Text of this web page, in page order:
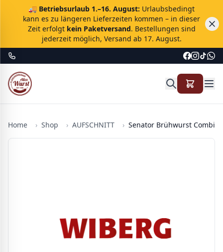
🚚 Betriebsurlaub 1.–16. August: Urlaubsbedingt
kann es zu längeren Lieferzeiten kommen – in dieser
Zeit erfolgt kein Paketversand. Bestellungen sind
jederzeit möglich, Versand ab 17. August.
Home › Shop › AUFSCHNITT › Senator Brühwurst Combi -